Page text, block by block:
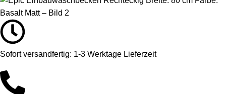
Sofort versandfertig: 1-3 Werktage Lieferzeit